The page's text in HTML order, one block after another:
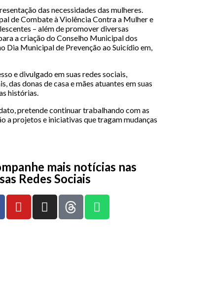
das necessidades das mulheres.
de Combate à Violência Contra a Mulher e
– além de promover diversas
a criação do Conselho Municipal dos
Dia Municipal de Prevenção ao Suicídio em,
e divulgado em suas redes sociais,
donas de casa e mães atuantes em suas
histórias.
pretende continuar trabalhando com as
a projetos e iniciativas que tragam mudanças
mais notícias nas
Redes Sociais